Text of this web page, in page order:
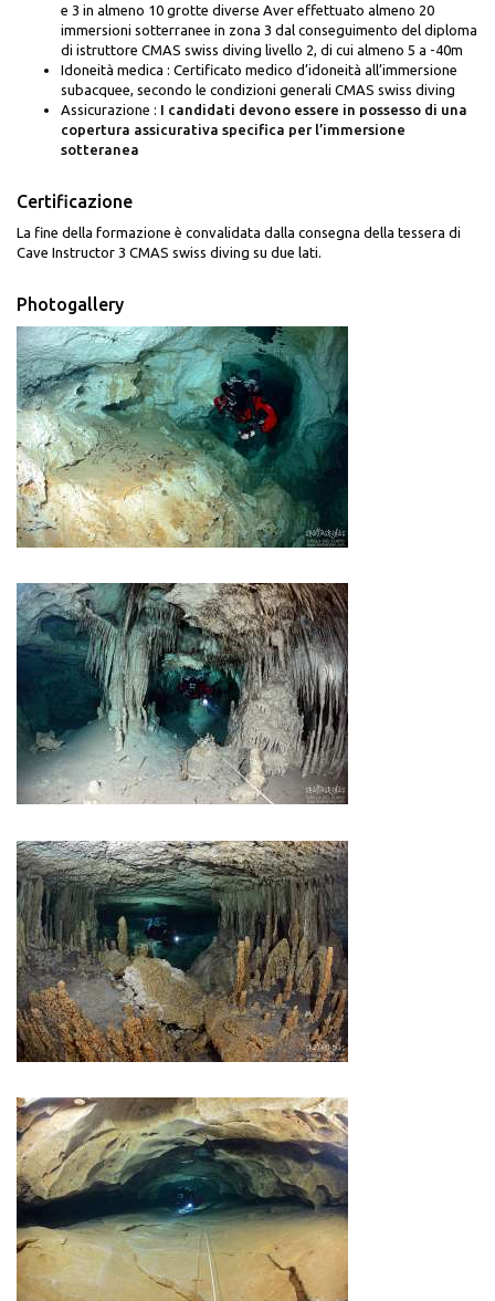
e 3 in almeno 10 grotte diverse Aver effettuato almeno 20
immersioni sotterranee in zona 3 dal conseguimento del diploma
di istruttore CMAS swiss diving livello 2, di cui almeno 5 a -40m
Idoneità medica : Certificato medico d’idoneità all’immersione
subacquee, secondo le condizioni generali CMAS swiss diving
Assicurazione : I candidati devono essere in possesso di una
copertura assicurativa specifica per l’immersione
sotteranea
Certificazione
La fine della formazione è convalidata dalla consegna della tessera di
Cave Instructor 3 CMAS swiss diving su due lati.
Photogallery